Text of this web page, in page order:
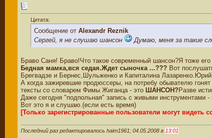
Цитата:
Сообщение от Alexandr Reznik
Сергей, я не слушаю шансон
Думаю, меня за такие
Браво Саня! Браво!Что такое современный шансон?Я тоже
Бедная мамка,вся седая.Ждет сыночка ...??? Вот
Брегвадзе и Бернес,Шульженко и Капиталина
А когда зажиревшие продюссеры, на потребу обывателю
тексты со словарем Фимы Жиганца - это ШАНСОН? Разве
Даже сегодня "подпольная" запись с живыми инструментами
Вот это я и слушаю.(если есть время)
[Только зарегистрированные пользователи могут видеть
Последний раз редактировалось haim1961; 04.05.2008 в 13:01